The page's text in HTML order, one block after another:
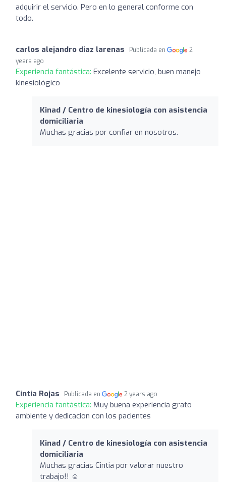
adquirir el servicio. Pero en lo general conforme con
todo.
carlos alejandro diaz larenas Publicada en
2
years ago
Experiencia fantástica: Excelente servicio, buen manejo
kinesiológico
Kinad / Centro de kinesiología con asistencia
domiciliaria
Muchas gracias por confiar en nosotros.
Cintia Rojas Publicada en 2 years ago
Experiencia fantástica: Muy buena experiencia grato
ambiente y dedicacion con los pacientes
Kinad / Centro de kinesiología con asistencia
domiciliaria
Muchas gracias Cintia por valorar nuestro
trabajo!! ☺️